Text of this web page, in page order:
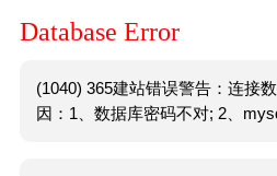
Database Error
(1040) 365建站错误警告：连接
因：1、数据库密码不对; 2、